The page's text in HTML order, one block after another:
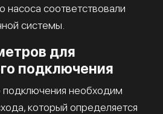
соответствовали
системы.
для
подключения
подключения необходим
который определяется